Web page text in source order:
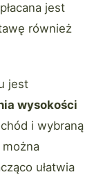
jest
również
jest
wysokości
i wybraną
ułatwia